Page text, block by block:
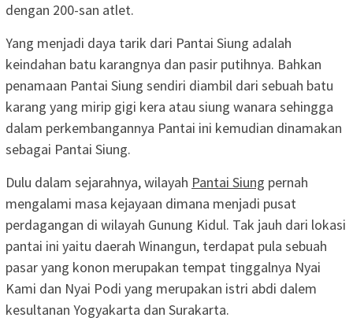
dengan 200-san atlet.
Yang menjadi daya tarik dari Pantai Siung adalah
keindahan batu karangnya dan pasir putihnya. Bahkan
penamaan Pantai Siung sendiri diambil dari sebuah batu
karang yang mirip gigi kera atau siung wanara sehingga
dalam perkembangannya Pantai ini kemudian dinamakan
sebagai Pantai Siung.
Dulu dalam sejarahnya, wilayah Pantai Siung pernah
mengalami masa kejayaan dimana menjadi pusat
perdagangan di wilayah Gunung Kidul. Tak jauh dari lokasi
pantai ini yaitu daerah Winangun, terdapat pula sebuah
pasar yang konon merupakan tempat tinggalnya Nyai
Kami dan Nyai Podi yang merupakan istri abdi dalem
kesultanan Yogyakarta dan Surakarta.